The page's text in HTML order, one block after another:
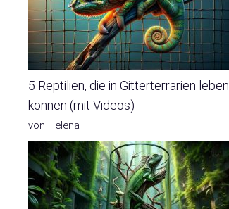
5 Reptilien, die in Gitterterrarien leben
können (mit Videos)
von Helena